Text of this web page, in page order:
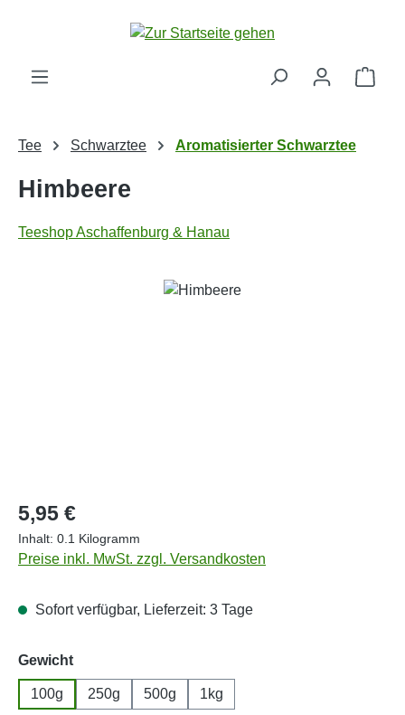
Zum Hauptinhalt springen
Tee Schwarztee Aromatisierter Schwarztee
Himbeere
Teeshop Aschaffenburg & Hanau
Bildergalerie überspringen
Regulärer Preis:
5,95 €
Inhalt: 0.1 Kilogramm
Preise inkl. MwSt. zzgl. Versandkosten
Sofort verfügbar, Lieferzeit: 3 Tage
Gewichtauswählen
100g 250g 500g 1kg